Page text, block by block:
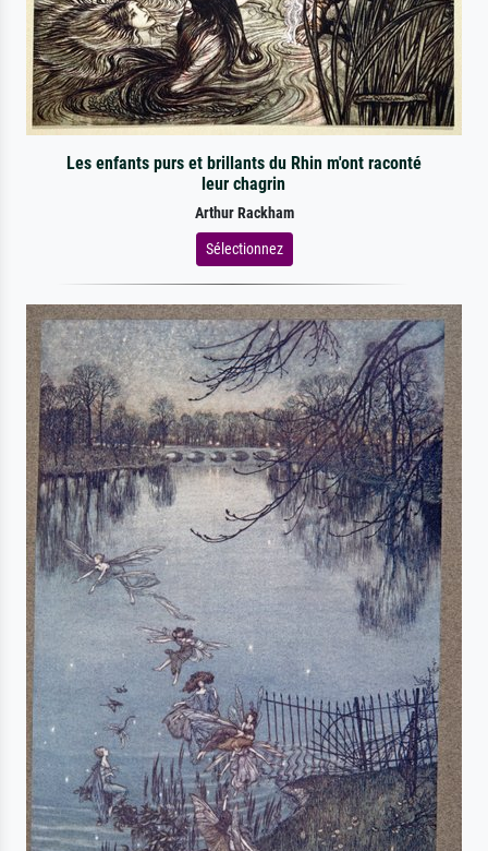
Les enfants purs et brillants du Rhin m'ont raconté
leur chagrin
Arthur Rackham
Sélectionnez